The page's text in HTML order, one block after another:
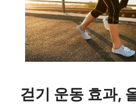
걷기 운동 효과,